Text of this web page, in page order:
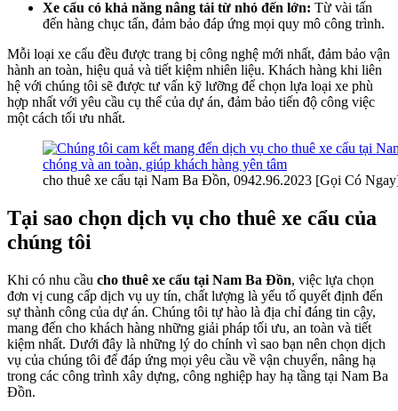
Xe cẩu có khả năng nâng tải từ nhỏ đến lớn: Từ vài tấn
đến hàng chục tấn, đảm bảo đáp ứng mọi quy mô công trình.
Mỗi loại xe cẩu đều được trang bị công nghệ mới nhất, đảm bảo vận
hành an toàn, hiệu quả và tiết kiệm nhiên liệu. Khách hàng khi liên
hệ với chúng tôi sẽ được tư vấn kỹ lưỡng để chọn lựa loại xe phù
hợp nhất với yêu cầu cụ thể của dự án, đảm bảo tiến độ công việc
một cách tối ưu nhất.
cho thuê xe cẩu tại Nam Ba Đồn, 0942.96.2023 [Gọi Có
Tại sao chọn dịch vụ cho thuê xe cẩu của
chúng tôi
Khi có nhu cầu cho thuê xe cẩu tại Nam Ba Đồn, việc lựa chọn
đơn vị cung cấp dịch vụ uy tín, chất lượng là yếu tố quyết định đến
sự thành công của dự án. Chúng tôi tự hào là địa chỉ đáng tin cậy,
mang đến cho khách hàng những giải pháp tối ưu, an toàn và tiết
kiệm nhất. Dưới đây là những lý do chính vì sao bạn nên chọn dịch
vụ của chúng tôi để đáp ứng mọi yêu cầu về vận chuyển, nâng hạ
trong các công trình xây dựng, công nghiệp hay hạ tầng tại Nam Ba
Đồn.